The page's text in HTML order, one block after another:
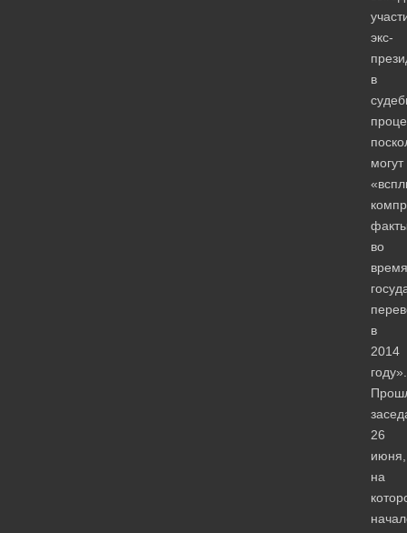
экс-
в
могут
во
время
в
2014
году».
26
июня,
на